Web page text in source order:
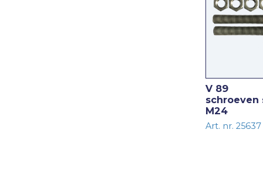
V 89
schroeven
M24
Art. nr. 25637